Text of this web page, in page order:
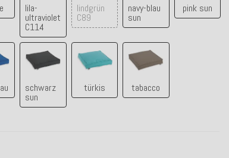
lila-
ultraviolet
C114
lindgrün
C89
navy-blau
sun
pink sun
blau
schwarz
sun
schwarz sun
türkis
türkis
tabacco
tabacco